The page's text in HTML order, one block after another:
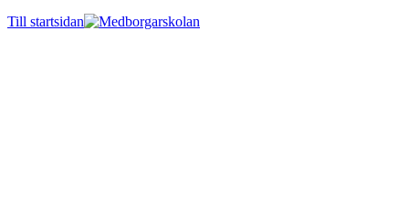
Till startsidan